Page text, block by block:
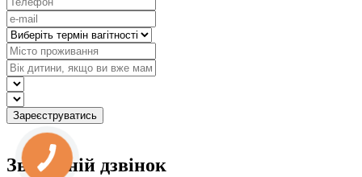
Зворотній дзвінок